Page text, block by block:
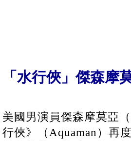
「水行俠」傑森摩
美國男演員傑森摩莫亞
行俠》（Aquaman）再